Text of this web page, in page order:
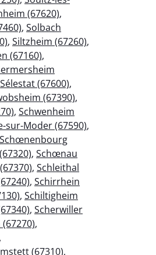
(67620),
, Solbach
, Siltzheim (67260),
(67160),
Sélestat (67600),
(67390),
, Schwenheim
sur-Moder (67590),
Schœnenbourg
, Schœnau
, Schleithal
, Schirrhein
, Schiltigheim
, Scherwiller
,
,
(67310),